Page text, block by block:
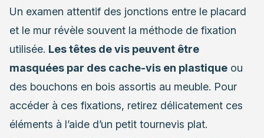
Un examen attentif des jonctions entre le placard
et le mur révèle souvent la méthode de fixation
utilisée. Les têtes de vis peuvent être
masquées par des cache-vis en plastique ou
des bouchons en bois assortis au meuble. Pour
accéder à ces fixations, retirez délicatement ces
éléments à l’aide d’un petit tournevis plat.